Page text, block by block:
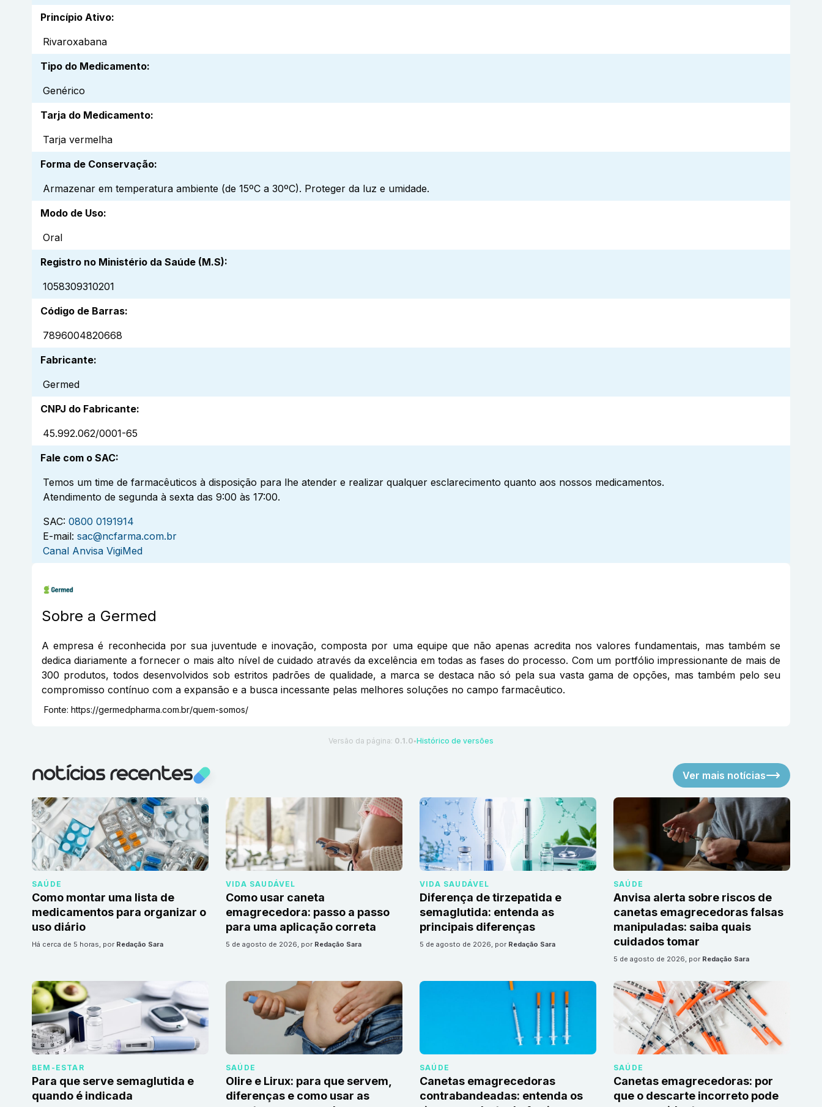
Princípio Ativo:
Rivaroxabana
Tipo do Medicamento:
Genérico
Tarja do Medicamento:
Tarja vermelha
Forma de Conservação:
Armazenar em temperatura ambiente (de 15ºC a 30ºC). Proteger da luz e umidade.
Modo de Uso:
Oral
Registro no Ministério da Saúde (M.S):
1058309310201
Código de Barras:
7896004820668
Fabricante:
Germed
CNPJ do Fabricante:
45.992.062/0001-65
Fale com o SAC:
Temos um time de farmacêuticos à disposição para lhe atender e realizar qualquer esclarecimento quanto aos nossos medicamentos.
Atendimento de segunda à sexta das 9:00 às 17:00.
SAC: 0800 0191914
E-mail: sac@ncfarma.com.br
Canal Anvisa VigiMed
Sobre a Germed
A empresa é reconhecida por sua juventude e inovação, composta por uma equipe que não apenas acredita nos valores fundamentais, mas também se
dedica diariamente a fornecer o mais alto nível de cuidado através da excelência em todas as fases do processo. Com um portfólio impressionante de mais de
300 produtos, todos desenvolvidos sob estritos padrões de qualidade, a marca se destaca não só pela sua vasta gama de opções, mas também pelo seu
compromisso contínuo com a expansão e a busca incessante pelas melhores soluções no campo farmacêutico.
Fonte: https://germedpharma.com.br/quem-somos/
Versão da página: 0.1.0 ●Histórico de versões
notícias recentes Ver mais notícias
SAÚDE
Como montar uma lista de
medicamentos para organizar o
uso diário
há cerca de 5 horas, por Redação Sara
VIDA SAUDÁVEL
Como usar caneta
emagrecedora: passo a passo
para uma aplicação correta
5 de agosto de 2026, por Redação Sara
VIDA SAUDÁVEL
Diferença de tirzepatida e
semaglutida: entenda as
principais diferenças
5 de agosto de 2026, por Redação Sara
SAÚDE
Anvisa alerta sobre riscos de
canetas emagrecedoras falsas
manipuladas: saiba quais
cuidados tomar
5 de agosto de 2026, por Redação Sara
BEM-ESTAR
Para que serve semaglutida e
quando é indicada
SAÚDE
Olire e Lirux: para que servem,
diferenças e como usar as
SAÚDE
Canetas emagrecedoras
contrabandeadas: entenda os
SAÚDE
Canetas emagrecedoras: por
que o descarte incorreto pode